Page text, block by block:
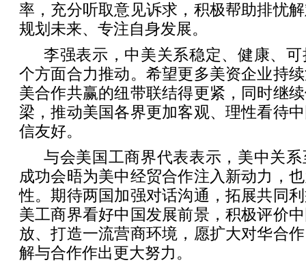
率，充分听取意见诉求，积极帮助排忧
规划未来、专注自身发展。
李强表示，中美关系稳定、健康、
个方面合力推动。希望更多美资企业持
美合作共赢的纽带联结得更紧，同时继
梁，推动美国各界更加客观、理性看待
信友好。
与会美国工商界代表表示，美中关
成功会晤为美中经贸合作注入新动力，
性。期待两国加强对话沟通，拓展共同
美工商界看好中国发展前景，积极评价
放、打造一流营商环境，愿扩大对华合
解与合作作出更大努力。